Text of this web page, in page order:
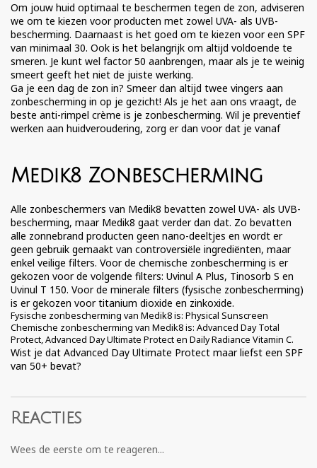
Om jouw huid optimaal te beschermen tegen de zon, adviseren
we om te kiezen voor producten met zowel UVA- als UVB-
bescherming. Daarnaast is het goed om te kiezen voor een SPF
van minimaal 30. Ook is het belangrijk om altijd voldoende te
smeren. Je kunt wel factor 50 aanbrengen, maar als je te weinig
smeert geeft het niet de juiste werking.
Ga je een dag de zon in? Smeer dan altijd twee vingers aan
zonbescherming in op je gezicht! Als je het aan ons vraagt, de
beste anti-rimpel crème is je zonbescherming. Wil je preventief
werken aan huidveroudering, zorg er dan voor dat je vanaf
Medik8 Zonbescherming
Alle zonbeschermers van Medik8 bevatten zowel UVA- als UVB-
bescherming, maar Medik8 gaat verder dan dat. Zo bevatten
alle zonnebrand producten geen nano-deeltjes en wordt er
geen gebruik gemaakt van controversiële ingrediënten, maar
enkel veilige filters. Voor de chemische zonbescherming is er
gekozen voor de volgende filters: Uvinul A Plus, Tinosorb S en
Uvinul T 150. Voor de minerale filters (fysische zonbescherming)
is er gekozen voor titanium dioxide en zinkoxide.
Fysische zonbescherming van Medik8 is: Physical Sunscreen
Chemische zonbescherming van Medik8 is: Advanced Day Total
Protect,Advanced Day Ultimate Protecten Daily Radiance Vitamin C.
Wist je dat Advanced Day Ultimate Protect maar liefst een SPF
van 50+ bevat?
Reacties
Wees de eerste om te reageren...